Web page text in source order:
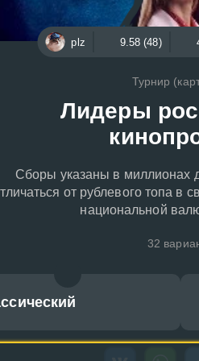
plz 9.58 (48)
Турнир
Лидеры
Сборы указаны в миллионах
от рублевого топа в
национальной
32